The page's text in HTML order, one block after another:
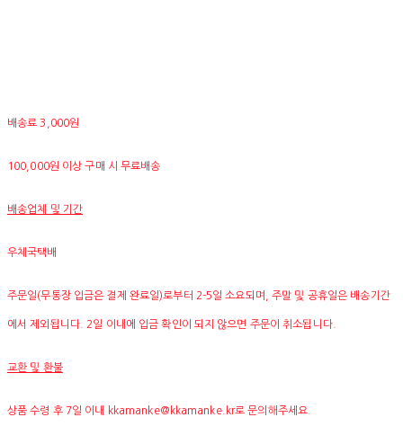
배송료 3,000원
100,000원 이상 구매 시 무료배송
배송업체 및 기간
우체국택배
주문일(무통장 입금은 결제 완료일)로부터 2-5일 소요되며, 주말 및 공휴일은 배송기간
에서 제외됩니다. 2일 이내에 입금 확인이 되지 않으면 주문이 취소됩니다.
교환 및 환불
상품 수령 후 7일 이내 kkamanke@kkamanke.kr로 문의해주세요.